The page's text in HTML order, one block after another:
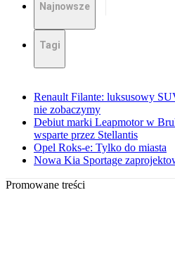
Najnowsze
Tagi
Renault Filante: luksusowy
nie zobaczymy
Debiut marki Leapmotor w
wsparte przez Stellantis
Opel Roks-e: Tylko do miasta
Nowa Kia Sportage
Promowane treści